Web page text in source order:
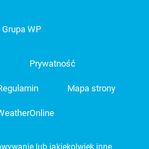
WP
Prywatność
Mapa strony
lub jakiekolwiek inne